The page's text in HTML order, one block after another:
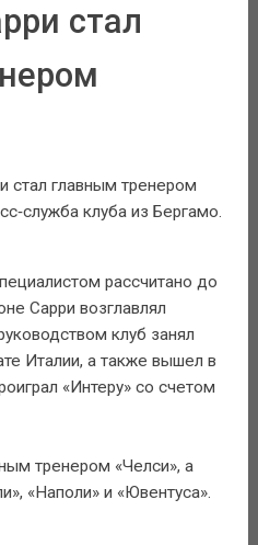
стал
стал главным тренером
клуба из Бергамо.
рассчитано до
Сарри возглавлял
клуб занял
Италии, а также вышел в
«Интеру» со счетом
тренером «Челси», а
«Наполи» и «Ювентуса».